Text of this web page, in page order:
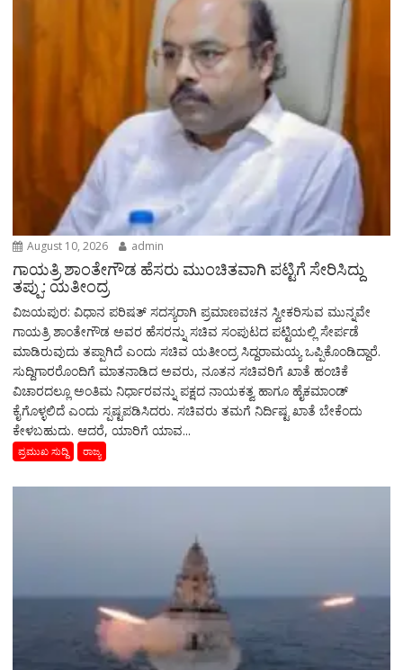
August 10, 2026 admin
ಗಾಯತ್ರಿ ಶಾಂತೇಗೌಡ ಹೆಸರು ಮುಂಚಿತವಾಗಿ ಪಟ್ಟಿಗೆ ಸೇರಿಸಿದ್ದು
ತಪ್ಪು: ಯತೀಂದ್ರ
ವಿಜಯಪುರ: ವಿಧಾನ ಪರಿಷತ್‌ ಸದಸ್ಯರಾಗಿ ಪ್ರಮಾಣವಚನ ಸ್ವೀಕರಿಸುವ ಮುನ್ನವೇ
ಗಾಯತ್ರಿ ಶಾಂತೇಗೌಡ ಅವರ ಹೆಸರನ್ನು ಸಚಿವ ಸಂಪುಟದ ಪಟ್ಟಿಯಲ್ಲಿ ಸೇರ್ಪಡೆ
ಮಾಡಿರುವುದು ತಪ್ಪಾಗಿದೆ ಎಂದು ಸಚಿವ ಯತೀಂದ್ರ ಸಿದ್ದರಾಮಯ್ಯ ಒಪ್ಪಿಕೊಂಡಿದ್ದಾರೆ.
ಸುದ್ದಿಗಾರರೊಂದಿಗೆ ಮಾತನಾಡಿದ ಅವರು, ನೂತನ ಸಚಿವರಿಗೆ ಖಾತೆ ಹಂಚಿಕೆ
ವಿಚಾರದಲ್ಲೂ ಅಂತಿಮ ನಿರ್ಧಾರವನ್ನು ಪಕ್ಷದ ನಾಯಕತ್ವ ಹಾಗೂ ಹೈಕಮಾಂಡ್‌
ಕೈಗೊಳ್ಳಲಿದೆ ಎಂದು ಸ್ಪಷ್ಟಪಡಿಸಿದರು. ಸಚಿವರು ತಮಗೆ ನಿರ್ದಿಷ್ಟ ಖಾತೆ ಬೇಕೆಂದು
ಕೇಳಬಹುದು. ಆದರೆ, ಯಾರಿಗೆ ಯಾವ...
ಪ್ರಮುಖ ಸುದ್ದಿ ರಾಜ್ಯ